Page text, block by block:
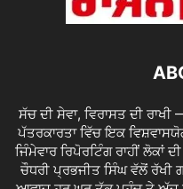
ਸੱਚ ਦੀ ਸੇਵਾ, ਵਿਰਾਸਤ ਦੀ
ਪੱਤਰਕਾਰਤਾ ਵਿੱਚ ਇਕ
ਜਿੰਮੇਵਾਰ ਰਿਪੋਰਟਿੰਗ ਰਾਹੀਂ ਲੋਕਾਂ
ਚੌਧਰੀ ਪ੍ਰਭਜੀਤ ਸਿੰਘ ਵੱਲੋਂ ਰੱਖੀ